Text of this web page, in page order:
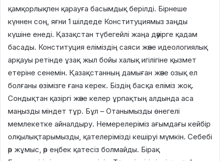
қамқорлықпен қарауға басымдық берілді. Бірнеше
күннен соң, яғни 1 шілдеде Конституциямыз заңды
күшіне енеді. Қазақстан түбегейлі жаңа дәуірге қадам
басады. Конституция еліміздің саяси және идеологиялық
арқауы ретінде ұзақ жыл бойы халық игілігіне қызмет
етеріне сенемін. Қазақстанның дамыған және озық ел
болғаны өзімізге ғана керек. Біздің басқа еліміз жоқ.
Сондықтан қазіргі және келер ұрпақтың алдында аса
маңызды міндет тұр. Бұл – Отанымызды өнегелі
мемлекетке айналдыру. Немерелеріміз ағымдағы кейбір
олқылықтарымызды, қателерімізді кешіруі мүмкін. Себебі
әр жұмыс, әр еңбек қатесіз болмайды. Бірақ